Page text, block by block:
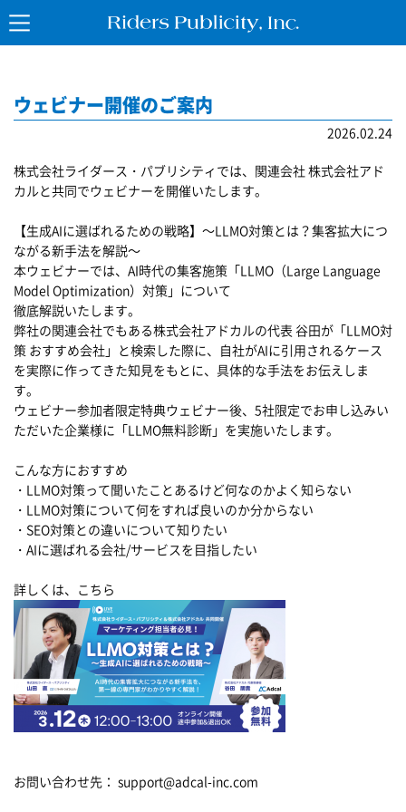
ウェビナー開催のご案内
2026.02.24
株式会社ライダース・パブリシティでは、関連会社 株式会社アド
カルと共同でウェビナーを開催いたします。
【生成AIに選ばれるための戦略】～LLMO対策とは？集客拡大につ
ながる新手法を解説～
本ウェビナーでは、AI時代の集客施策「LLMO（Large Language
Model Optimization）対策」について
徹底解説いたします。
弊社の関連会社でもある株式会社アドカルの代表 谷田が「LLMO対
策 おすすめ会社」と検索した際に、自社がAIに引用されるケース
を実際に作ってきた知見をもとに、具体的な手法をお伝えしま
す。
ウェビナー参加者限定特典ウェビナー後、5社限定でお申し込みい
ただいた企業様に「LLMO無料診断」を実施いたします。
こんな方におすすめ
・LLMO対策って聞いたことあるけど何なのかよく知らない
・LLMO対策について何をすれば良いのか分からない
・SEO対策との違いについて知りたい
・AIに選ばれる会社/サービスを目指したい
詳しくは、こちら
お問い合わせ先： support@adcal-inc.com